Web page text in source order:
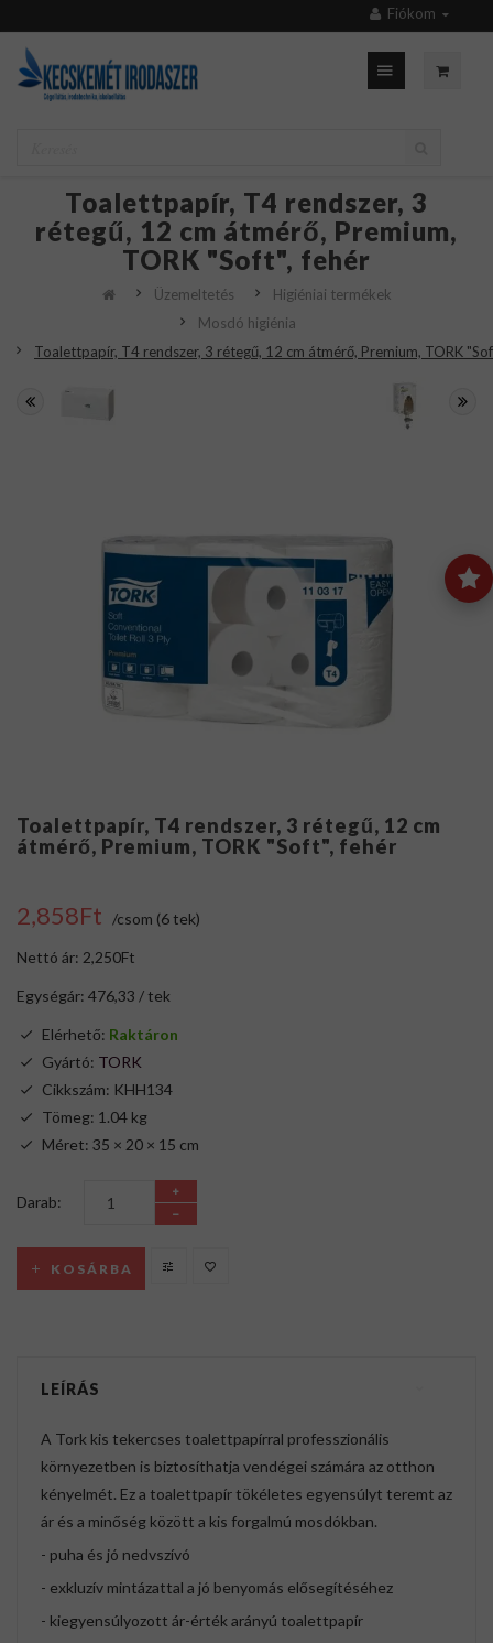
Fiókom
Toalettpapír, T4 rendszer, 3
rétegű, 12 cm átmérő, Premium,
TORK "Soft", fehér
Üzemeltetés
Higiéniai termékek
Mosdó higiénia
Toalettpapír, T4 rendszer, 3 rétegű, 12 cm átmérő, Premium, TORK
Toalettpapír, T4 rendszer, 3 rétegű, 12 cm
átmérő, Premium, TORK "Soft", fehér
2,858Ft /csom (6 tek)
Nettó ár: 2,250Ft
Egységár: 476,33 / tek
Elérhető: Raktáron
Gyártó: TORK
Cikkszám: KHH134
Tömeg: 1.04 kg
Méret: 35 × 20 × 15 cm
Darab:
KOSÁRBA
LEÍRÁS
A Tork kis tekercses toalettpapírral professzionális
környezetben is biztosíthatja vendégei számára az otthon
kényelmét. Ez a toalettpapír tökéletes egyensúlyt teremt az
ár és a minőség között a kis forgalmú mosdókban.
- puha és jó nedvszívó
- exkluzív mintázattal a jó benyomás elősegítéséhez
- kiegyensúlyozott ár-érték arányú toalettpapír